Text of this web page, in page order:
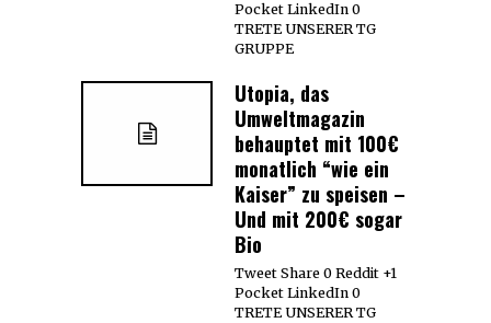
Pocket LinkedIn 0
TRETE UNSERER TG
GRUPPE
Utopia, das
Umweltmagazin
behauptet mit 100€
monatlich “wie ein
Kaiser” zu speisen –
Und mit 200€ sogar
Bio
Tweet Share 0 Reddit +1
Pocket LinkedIn 0
TRETE UNSERER TG